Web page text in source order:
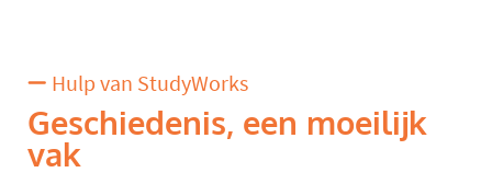
Hulp van StudyWorks
Geschiedenis, een moeilijk
vak